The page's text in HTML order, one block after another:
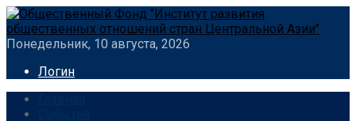
Понедельник, 10 августа, 2026
Логин